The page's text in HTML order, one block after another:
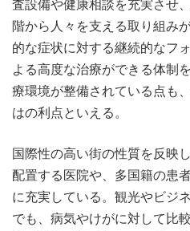
査設備や健康相談を充実させ
階から人々を支える取り組み
的な症状に対する継続的なフ
よる高度な治療ができる体制
療環境が整備されている点も
はの利点といえる。
国際性の高い街の性質を反映
配置する医院や、多国籍の患
に充実している。観光やビジ
でも、病気やけがに対して比